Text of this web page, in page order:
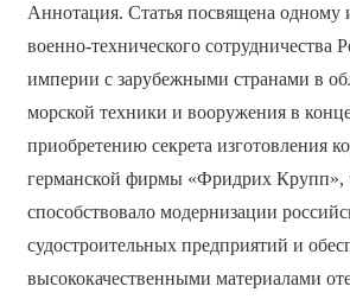
Аннотация. Статья посвящена одному
военно-технического сотрудничества
империи с зарубежными странами в
морской техники и вооружения в
приобретению секрета изготовления
германской фирмы «Фридрих Крупп»,
способствовало модернизации
судостроительных предприятий и
высококачественными материалами